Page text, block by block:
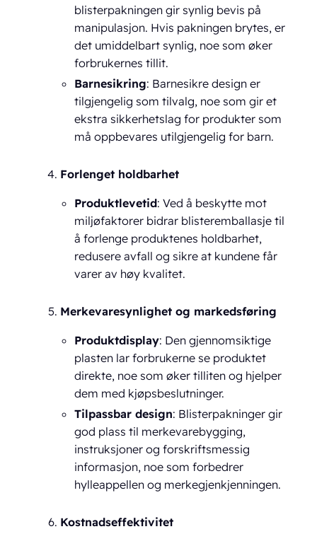
blisterpakningen gir synlig bevis på
manipulasjon. Hvis pakningen brytes, er
det umiddelbart synlig, noe som øker
forbrukernes tillit.
Barnesikring: Barnesikre design er
tilgjengelig som tilvalg, noe som gir et
ekstra sikkerhetslag for produkter som
må oppbevares utilgjengelig for barn.
Forlenget holdbarhet
Produktlevetid: Ved å beskytte mot
miljøfaktorer bidrar blisteremballasje til
å forlenge produktenes holdbarhet,
redusere avfall og sikre at kundene får
varer av høy kvalitet.
Merkevaresynlighet og markedsføring
Produktdisplay: Den gjennomsiktige
plasten lar forbrukerne se produktet
direkte, noe som øker tilliten og hjelper
dem med kjøpsbeslutninger.
Tilpassbar design: Blisterpakninger gir
god plass til merkevarebygging,
instruksjoner og forskriftsmessig
informasjon, noe som forbedrer
hylleappellen og merkegjenkjenningen.
Kostnadseffektivitet